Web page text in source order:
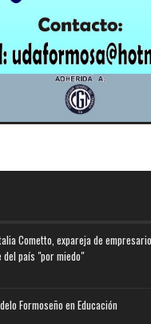
Cometto, expareja de
del país "por miedo"
Formoseño en Educación